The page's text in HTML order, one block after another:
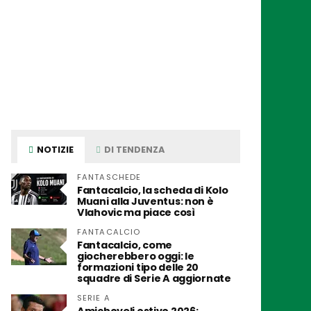
NOTIZIE DI TENDENZA
FANTASCHEDE
Fantacalcio, la scheda di Kolo
Muani alla Juventus: non è
Vlahovic ma piace così
FANTACALCIO
Fantacalcio, come
giocherebbero oggi: le
formazioni tipo delle 20
squadre di Serie A aggiornate
SERIE A